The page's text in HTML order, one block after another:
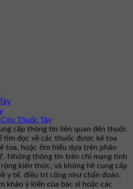
Cứu Thuốc Tây
cấp thông tin liên quan đến thuốc
tìm đọc về các thuốc được kê toa
toa, hoặc tìm hiểu dựa trên phân
Những thông tin trên chỉ mang tính
kiến thức, và không hề cung cấp
y tế, điều trị cũng như chẩn đoán.
khảo ý kiến của bác sĩ hoặc các